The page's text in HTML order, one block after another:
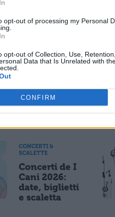
opt-out of processing my Personal
opt-out of Collection, Use,
Data that Is Unrelated with
CONFIRM
paura del
futuro: il
alla scuola
competenze
pratiche
CONCERTI &
SCALETTE
Concerti de I
Cani 2026:
date, biglietti
e scaletta